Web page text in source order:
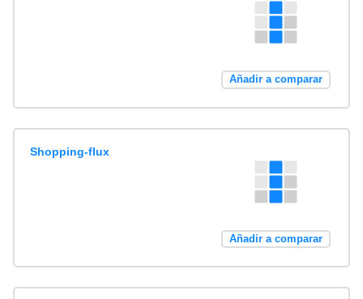
Añadir a comparar
Shopping-flux
Añadir a comparar